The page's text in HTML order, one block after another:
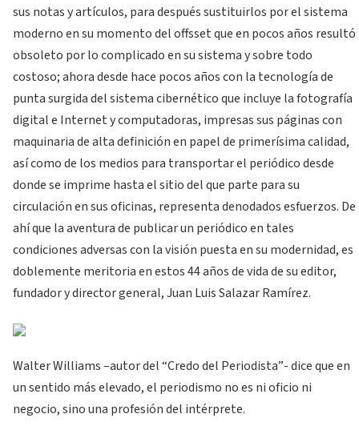
sus notas y artículos, para después sustituirlos por el sistema
moderno en su momento del offsset que en pocos años resultó
obsoleto por lo complicado en su sistema y sobre todo
costoso; ahora desde hace pocos años con la tecnología de
punta surgida del sistema cibernético que incluye la fotografía
digital e Internet y computadoras, impresas sus páginas con
maquinaria de alta definición en papel de primerísima calidad,
así como de los medios para transportar el periódico desde
donde se imprime hasta el sitio del que parte para su
circulación en sus oficinas, representa denodados esfuerzos. De
ahí que la aventura de publicar un periódico en tales
condiciones adversas con la visión puesta en su modernidad, es
doblemente meritoria en estos 44 años de vida de su editor,
fundador y director general, Juan Luis Salazar Ramírez.
Walter Williams –autor del “Credo del Periodista”- dice que en
un sentido más elevado, el periodismo no es ni oficio ni
negocio, sino una profesión del intérprete.